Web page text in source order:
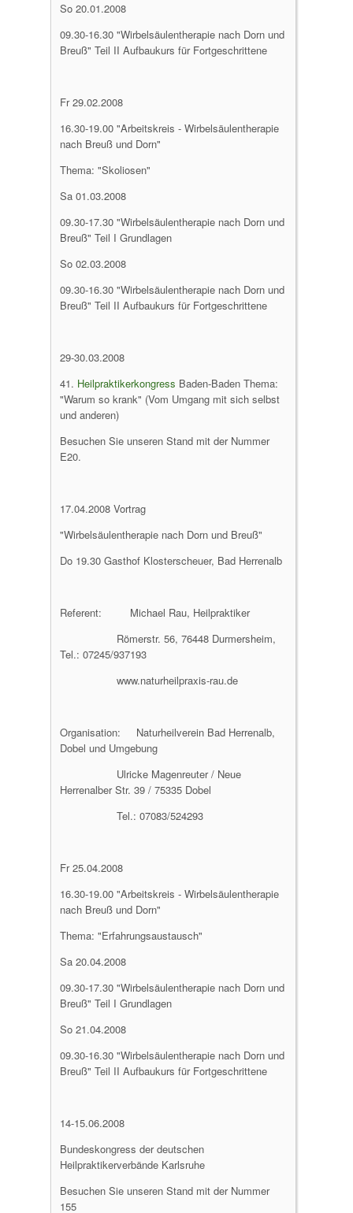
So 20.01.2008
09.30-16.30 "Wirbelsäulentherapie nach Dorn und
Breuß" Teil II Aufbaukurs für Fortgeschrittene
Fr 29.02.2008
16.30-19.00 "Arbeitskreis - Wirbelsäulentherapie
nach Breuß und Dorn"
Thema: "Skoliosen"
Sa 01.03.2008
09.30-17.30 "Wirbelsäulentherapie nach Dorn und
Breuß" Teil I Grundlagen
So 02.03.2008
09.30-16.30 "Wirbelsäulentherapie nach Dorn und
Breuß" Teil II Aufbaukurs für Fortgeschrittene
29-30.03.2008
41. Heilpraktikerkongress Baden-Baden Thema:
"Warum so krank" (Vom Umgang mit sich selbst
und anderen)
Besuchen Sie unseren Stand mit der Nummer
E20.
17.04.2008 Vortrag
"Wirbelsäulentherapie nach Dorn und Breuß"
Do 19.30 Gasthof Klosterscheuer, Bad Herrenalb
Referent: Michael Rau, Heilpraktiker
Römerstr. 56, 76448 Durmersheim,
Tel.: 07245/937193
www.naturheilpraxis-rau.de
Organisation: Naturheilverein Bad Herrenalb,
Dobel und Umgebung
Ulricke Magenreuter / Neue
Herrenalber Str. 39 / 75335 Dobel
Tel.: 07083/524293
Fr 25.04.2008
16.30-19.00 "Arbeitskreis - Wirbelsäulentherapie
nach Breuß und Dorn"
Thema: "Erfahrungsaustausch"
Sa 20.04.2008
09.30-17.30 "Wirbelsäulentherapie nach Dorn und
Breuß" Teil I Grundlagen
So 21.04.2008
09.30-16.30 "Wirbelsäulentherapie nach Dorn und
Breuß" Teil II Aufbaukurs für Fortgeschrittene
14-15.06.2008
Bundeskongress der deutschen
Heilpraktikerverbände Karlsruhe
Besuchen Sie unseren Stand mit der Nummer
155